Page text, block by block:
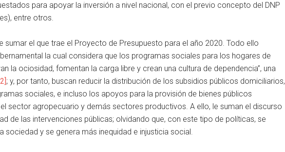
para apoyar la inversión a nivel nacional, con el previo concepto del DNP
entre otros.
sumar el que trae el Proyecto de Presupuesto para el año 2020. Todo ello
la cual considera que los programas sociales para los hogares de
la ociosidad, fomentan la carga libre y crean una cultura de dependencia”, una
; y, por tanto, buscan reducir la distribución de los subsidios públicos domiciliarios,
sociales, e incluso los apoyos para la provisión de bienes públicos
sector agropecuario y demás sectores productivos. A ello, le suman el discurso
de las intervenciones públicas; olvidando que, con este tipo de políticas, se
sociedad y se genera más inequidad e injusticia social.